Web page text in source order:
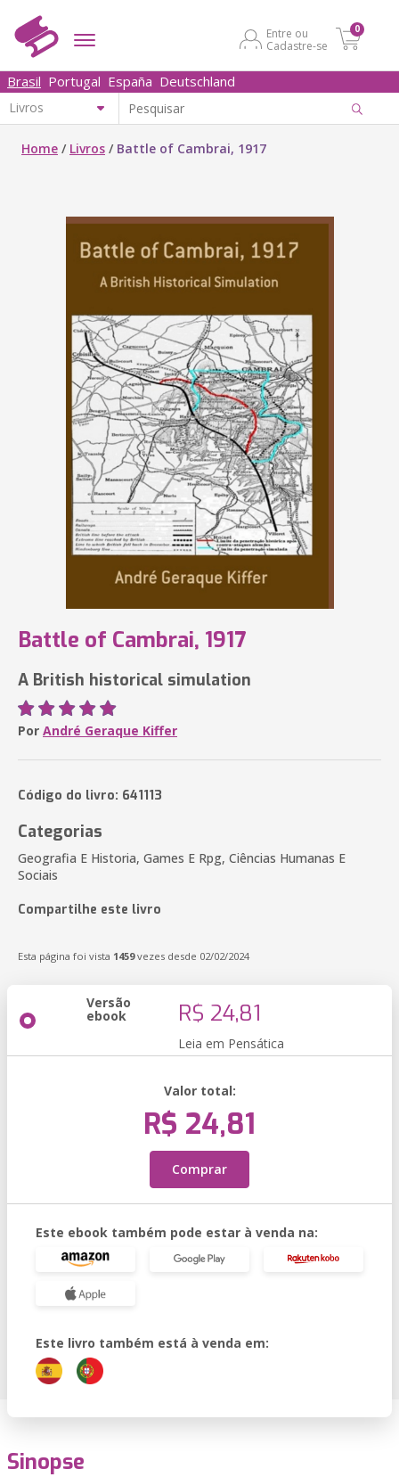
Entre ou
Cadastre-se
0
Brasil Portugal España Deutschland
Home / Livros / Battle of Cambrai, 1917
Battle of Cambrai, 1917
A British historical simulation
Por André Geraque Kiffer
Código do livro: 641113
Categorias
Geografia E Historia, Games E Rpg, Ciências Humanas E
Sociais
Compartilhe este livro
Esta página foi vista 1459vezes desde 02/02/2024
Versão
ebook R$ 24,81
Leia em Pensática
Valor total:
R$ 24,81
Comprar
Este ebook também pode estar à venda na:
Este livro também está à venda em:
Sinopse